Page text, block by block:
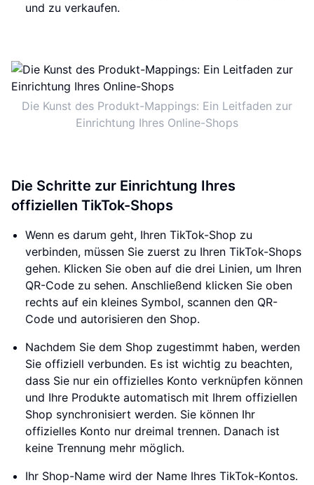
und zu verkaufen.
Die Kunst des Produkt-Mappings: Ein Leitfaden zur
Einrichtung Ihres Online-Shops
Die Schritte zur Einrichtung Ihres
offiziellen TikTok-Shops
Wenn es darum geht, Ihren TikTok-Shop zu
verbinden, müssen Sie zuerst zu Ihren TikTok-Shops
gehen. Klicken Sie oben auf die drei Linien, um Ihren
QR-Code zu sehen. Anschließend klicken Sie oben
rechts auf ein kleines Symbol, scannen den QR-
Code und autorisieren den Shop.
Nachdem Sie dem Shop zugestimmt haben, werden
Sie offiziell verbunden. Es ist wichtig zu beachten,
dass Sie nur ein offizielles Konto verknüpfen können
und Ihre Produkte automatisch mit Ihrem offiziellen
Shop synchronisiert werden. Sie können Ihr
offizielles Konto nur dreimal trennen. Danach ist
keine Trennung mehr möglich.
Ihr Shop-Name wird der Name Ihres TikTok-Kontos.